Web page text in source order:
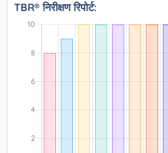
TBR® निरीक्षण रिपोर्ट: